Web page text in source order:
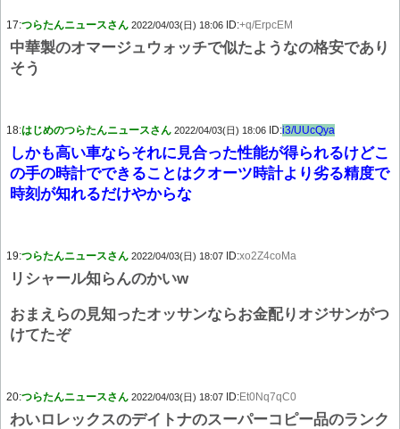
17:つらたんニュースさん 2022/04/03(日) 18:06 ID:+q/ErpcEM
中華製のオマージュウォッチで似たようなの格安であり
そう
18:はじめのつらたんニュースさん 2022/04/03(日) 18:06 ID:i3/UUcQya
しかも高い車ならそれに見合った性能が得られるけどこ
の手の時計でできることはクオーツ時計より劣る精度で
時刻が知れるだけやからな
19:つらたんニュースさん 2022/04/03(日) 18:07 ID:xo2Z4coMa
リシャール知らんのかいw
おまえらの見知ったオッサンならお金配りオジサンがつ
けてたぞ
20:つらたんニュースさん 2022/04/03(日) 18:07 ID:Et0Nq7qC0
わいロレックスのデイトナのスーパーコピー品のランク